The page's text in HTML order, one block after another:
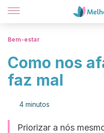
Bem-estar
Como nos
faz mal
4 minutos
Priorizar a nós